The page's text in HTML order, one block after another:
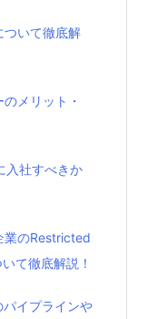
ついて徹底解
メリット・
入社すべきか
業のRestricted
て徹底解説！
イプラインや